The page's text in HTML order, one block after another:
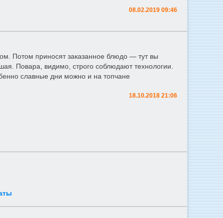
08.02.2019 09:46
Потом приносят заказанное блюдо — тут вы
Повара, видимо, строго соблюдают технологии.
славные дни можно и на топчане
18.10.2018 21:06